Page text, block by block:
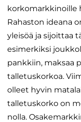
korkomarkkinoille
Rahaston ideana
yleisöä ja sijoittaa
esimerkiksi
pankkiin, maksaa
talletuskorkoa.
olleet hyvin
talletuskorko on
nolla.